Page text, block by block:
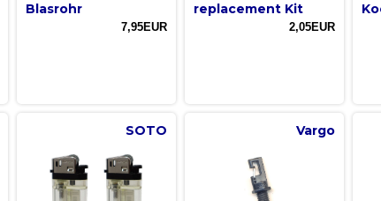
Blasrohr
7,95EUR
replacement Kit
2,05EUR
SOTO Vargo